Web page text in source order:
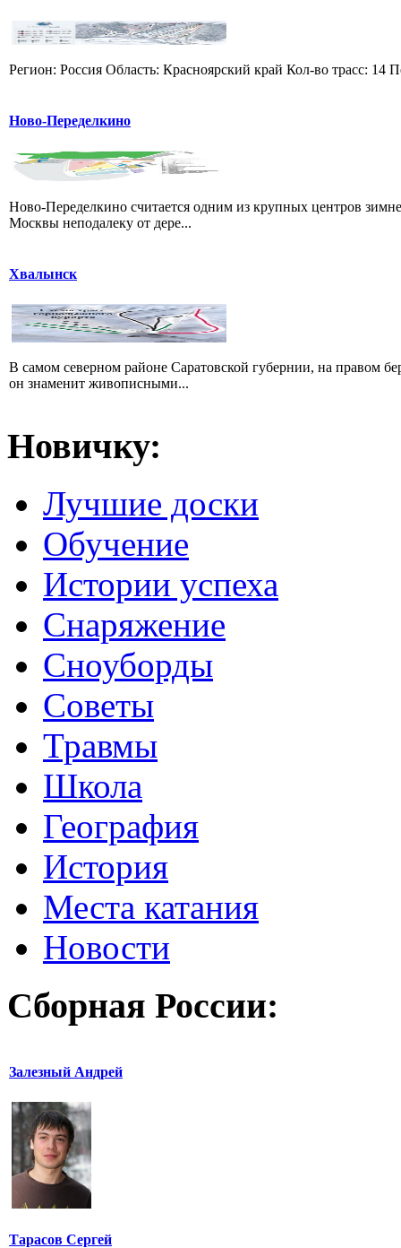
Регион: Россия Область: Красноярский край Кол-во трасс:
Ново-Переделкино
Ново-Переделкино считается одним из крупных центров
Москвы неподалеку от дере...
Хвалынск
В самом северном районе Саратовской губернии, на правом
он знаменит живописными...
Новичку:
Лучшие доски
Обучение
Истории успеха
Снаряжение
Сноуборды
Советы
Травмы
Школа
География
История
Места катания
Новости
Сборная России:
Залезный Андрей
Тарасов Сергей